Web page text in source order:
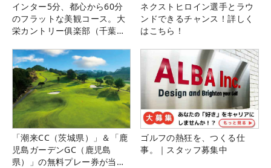
インター5分、都心から60分
のフラットな美観コース。大
栄カントリー俱楽部（千葉
ネクストヒロイン選手とラウ
ンドできるチャンス！詳しく
はこちら！
「潮来CC（茨城県）」＆「鹿
児島ガーデンGC（鹿児島
県）」の無料プレー券が当た
ゴルフの熱狂を、つくる仕
事。｜スタッフ募集中